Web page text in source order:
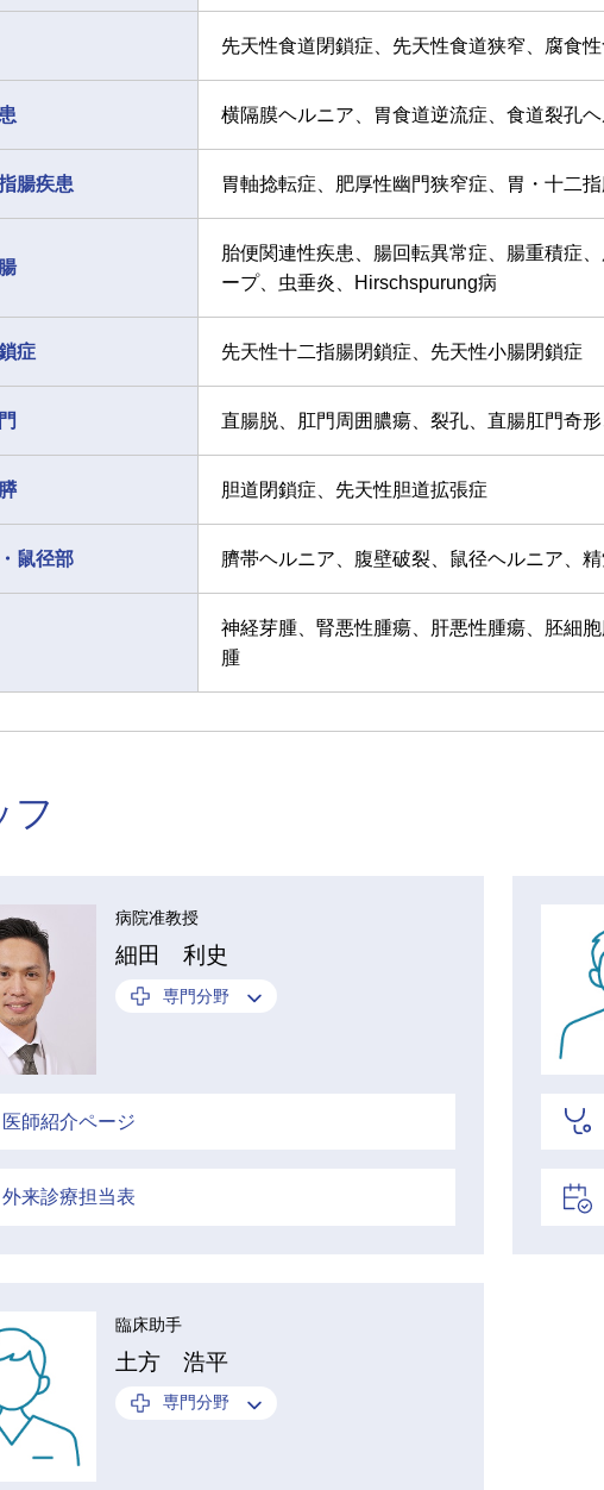
先天性食道閉鎖症、先天性食道狭窄、腐食
横隔膜ヘルニア、胃食道逆流症、食道裂孔
腸疾患 胃軸捻転症、肥厚性幽門狭窄症、胃・十二
胎便関連性疾患、腸回転異常症、腸重積症
ープ、虫垂炎、Hirschspurung病
症 先天性十二指腸閉鎖症、先天性小腸閉鎖症
直腸脱、肛門周囲膿瘍、裂孔、直腸肛門奇
胆道閉鎖症、先天性胆道拡張症
鼠径部 臍帯ヘルニア、腹壁破裂、鼠径ヘルニア、
神経芽腫、腎悪性腫瘍、肝悪性腫瘍、胚細
腫
フ
病院准教授
細田 利史
専門分野
医師紹介ページ
外来診療担当表
臨床助手
土方 浩平
専門分野